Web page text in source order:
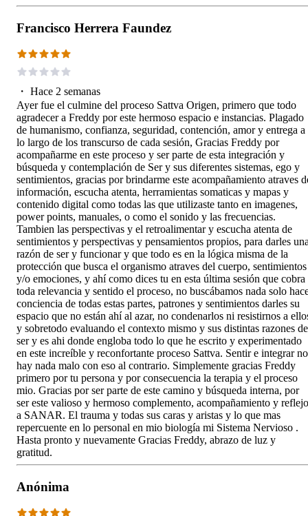
Francisco Herrera Faundez
・ Hace 2 semanas
Ayer fue el culmine del proceso Sattva Origen, primero que todo
agradecer a Freddy por este hermoso espacio e instancias. Plagado
de humanismo, confianza, seguridad, contención, amor y entrega a
lo largo de los transcurso de cada sesión, Gracias Freddy por
acompañarme en este proceso y ser parte de esta integración y
búsqueda y contemplación de Ser y sus diferentes sistemas, ego y
sentimientos, gracias por brindarme este acompañamiento atraves
información, escucha atenta, herramientas somaticas y mapas y
contenido digital como todas las que utilizaste tanto en imagenes,
power points, manuales, o como el sonido y las frecuencias.
Tambien las perspectivas y el retroalimentar y escucha atenta de
sentimientos y perspectivas y pensamientos propios, para darles
razón de ser y funcionar y que todo es en la lógica misma de la
protección que busca el organismo atraves del cuerpo, sentimientos
y/o emociones, y ahí como dices tu en esta última sesión que cobra
toda relevancia y sentido el proceso, no buscábamos nada solo
conciencia de todas estas partes, patrones y sentimientos darles su
espacio que no están ahí al azar, no condenarlos ni resistirnos a
y sobretodo evaluando el contexto mismo y sus distintas razones de
ser y es ahi donde engloba todo lo que he escrito y experimentado
en este increíble y reconfortante proceso Sattva. Sentir e integrar no
hay nada malo con eso al contrario. Simplemente gracias Freddy
primero por tu persona y por consecuencia la terapia y el proceso
mio. Gracias por ser parte de este camino y búsqueda interna, por
ser este valioso y hermoso complemento, acompañamiento y reflejo
a SANAR. El trauma y todas sus caras y aristas y lo que mas
repercuente en lo personal en mio biología mi Sistema Nervioso .
Hasta pronto y nuevamente Gracias Freddy, abrazo de luz y
gratitud.
Anónima